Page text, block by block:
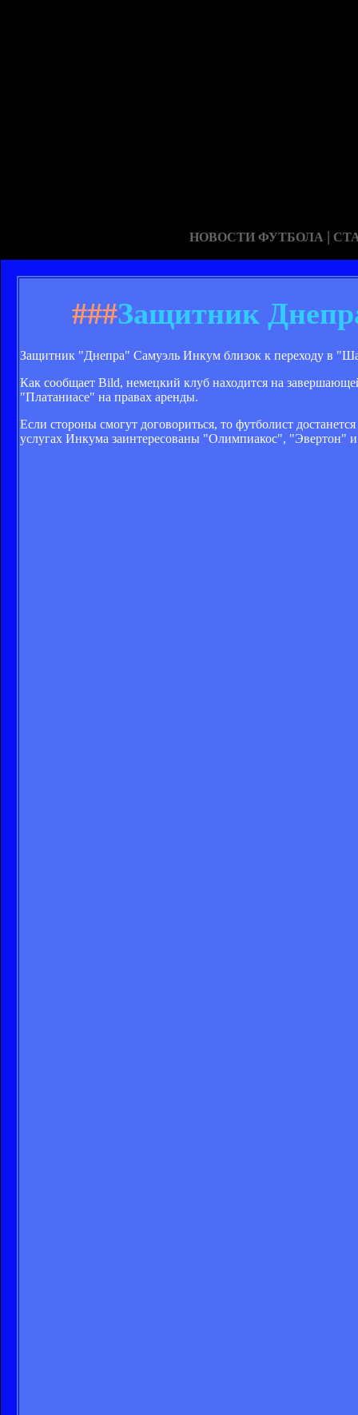
НОВОСТИ ФУТБОЛА |
###Защитник
Защитник "Днепра" Самуэль Инкум близок к переходу в
Как сообщает Bild, немецкий клуб находится на
"Платаниасе" на правах аренды.
Если стороны смогут договориться, то футболист
услугах Инкума заинтересованы "Олимпиакос", "Эвертон"